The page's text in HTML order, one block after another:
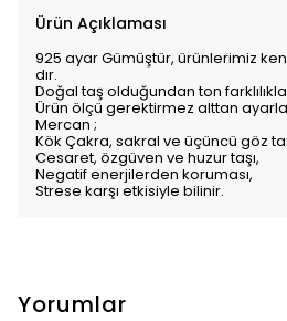
Ürün Açıklaması
925 ayar Gümüştür, ürünlerimiz
dır.
Doğal taş olduğundan ton
Ürün ölçü gerektirmez alttan
Mercan ;
Kök Çakra, sakral ve üçüncü göz
Cesaret, özgüven ve huzur taşı,
Negatif enerjilerden koruması,
Strese karşı etkisiyle bilinir.
Yorumlar